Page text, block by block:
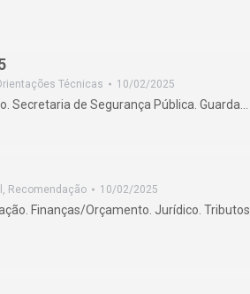
Técnicas 10/02/2025
Secretaria de Segurança Pública. Guarda…
, Recomendação 10/02/2025
Finanças/Orçamento. Jurídico. Tributos.